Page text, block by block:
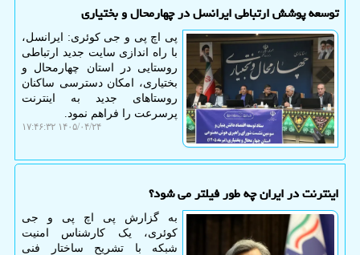
توسعه پوشش ارتباطی ایرانسل در چهارمحال و بختیاری
پی اچ پی و جی کوئری: ایرانسل،
با راه اندازی سایت جدید ارتباطی
روستایی در استان چهارمحال و
بختیاری، امکان دسترسی ساکنان
روستاهای جدید به اینترنت
پرسرعت را فراهم نمود.
۱۴۰۵/۰۴/۲۴ ۱۷:۴۶:۳۲
اینترنت در ایران چه طور فیلتر می شود؟
به گزارش پی اچ پی و جی
کوئری، یک کارشناس امنیت
شبکه با تشریح ساختار فنی